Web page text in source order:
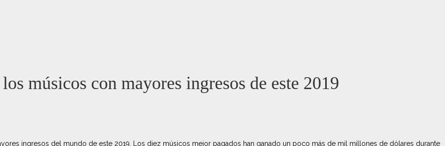
músicos con mayores ingresos de este 2019
ingresos del mundo de este 2019. Los diez músicos mejor pagados han ganado un poco más de mil millones de dólares durante